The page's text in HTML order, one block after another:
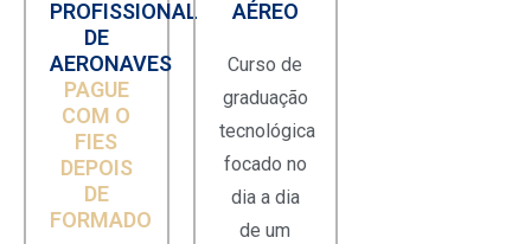
PROFISSIONAL
DE
AERONAVES
PAGUE
COM O
FIES
DEPOIS
DE
FORMADO
AÉREO
Curso de
graduação
tecnológica
focado no
dia a dia
de um